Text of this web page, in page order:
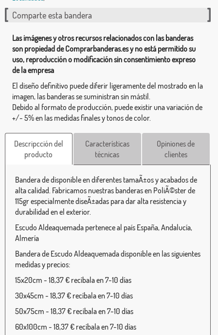
Comparte esta bandera
Las imágenes y otros recursos relacionados con las banderas
son propiedad de Comprarbanderas.es y no está permitido su
uso, reproducción o modificación sin consentimiento expreso
de la empresa
El diseño definitivo puede diferir ligeramente del mostrado en la
imagen, las banderas se suministran sin mástil.
Debido al formato de producción, puede existir una variación de
+/- 5% en las medidas finales y tonos de color.
Descripcción del
producto
Características
técnicas
Opiniones de
clientes
Bandera de disponible en diferentes tamaÃ±os y acabados de
alta calidad. Fabricamos nuestras banderas en PoliÃ©ster de
115gr especialmente diseÃ±adas para dar alta resistencia y
durabilidad en el exterior.
Escudo Aldeaquemada pertenece al país España, Andalucía,
Almería
Bandera de Escudo Aldeaquemada disponible en las siguientes
medidas y precios:
15x20cm - 18,37 € recíbala en 7-10 días
30x45cm - 18,37 € recíbala en 7-10 días
50x75cm - 18,37 € recíbala en 7-10 días
60x100cm - 18,37 € recíbala en 7-10 días